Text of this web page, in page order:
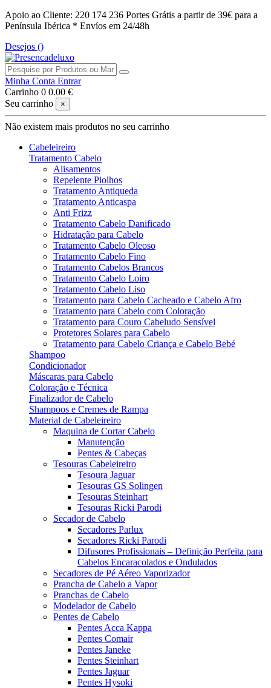
Apoio ao Cliente: 220 174 236 Portes Grátis a partir de 39€ para a
Península Ibérica * Envíos em 24/48h
Desejos ()
Minha Conta Entrar
Carrinho 0 0.00 €
Seu carrinho
×
Não existem mais produtos no seu carrinho
Cabeleireiro
Tratamento Cabelo
Alisamentos
Repelente Piolhos
Tratamento Antiqueda
Tratamento Anticaspa
Anti Frizz
Tratamento Cabelo Danificado
Hidratação para Cabelo
Tratamento Cabelo Oleoso
Tratamento Cabelo Fino
Tratamento Cabelos Brancos
Tratamento Cabelo Loiro
Tratamento Cabelo Liso
Tratamento para Cabelo Cacheado e Cabelo Afro
Tratamento para Cabelo com Coloração
Tratamento para Couro Cabeludo Sensível
Protetores Solares para Cabelo
Tratamento para Cabelo Criança e Cabelo Bebé
Shampoo
Condicionador
Máscaras para Cabelo
Coloração e Técnica
Finalizador de Cabelo
Shampoos e Cremes de Rampa
Material de Cabeleireiro
Maquina de Cortar Cabelo
Manutenção
Pentes & Cabeças
Tesouras Cabeleireiro
Tesoura Jaguar
Tesouras GS Solingen
Tesouras Steinhart
Tesouras Ricki Parodi
Secador de Cabelo
Secadores Parlux
Secadores Ricki Parodi
Difusores Profissionais – Definição Perfeita para
Cabelos Encaracolados e Ondulados
Secadores de Pé Aéreo Vaporizador
Prancha de Cabelo a Vapor
Pranchas de Cabelo
Modelador de Cabelo
Pentes de Cabelo
Pentes Acca Kappa
Pentes Comair
Pentes Janeke
Pentes Steinhart
Pentes Jaguar
Pentes Hysoki